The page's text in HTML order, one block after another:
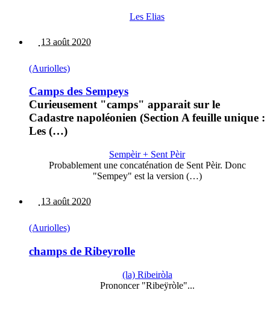
Les Elias
13 août 2020
(Auriolles)
Camps des Sempeys
Curieusement "camps" apparait sur le
Cadastre napoléonien (Section A feuille unique :
Les (…)
Sempèir + Sent Pèir
Probablement une concaténation de Sent Pèir. Donc
"Sempey" est la version (…)
13 août 2020
(Auriolles)
champs de Ribeyrolle
(la) Ribeiròla
Prononcer "Ribeÿròle"...